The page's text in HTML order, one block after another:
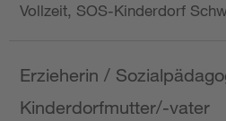
Vollzeit, SOS-Kinderdorf
Erzieherin /
Kinderdorfmutter/-vater